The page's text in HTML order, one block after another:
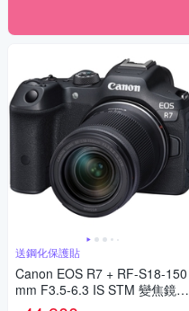
送鋼化保護貼
Canon EOS R7 + RF-S18-150
mm F3.5-6.3 IS STM 變焦鏡組
公司貨